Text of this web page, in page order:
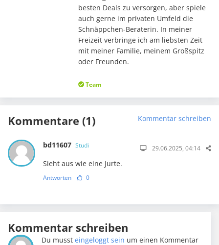
besten Deals zu versorgen, aber spiele
auch gerne im privaten Umfeld die
Schnäppchen-Beraterin. In meiner
Freizeit verbringe ich am liebsten Zeit
mit meiner Familie, meinem Großspitz
oder Freunden.
Team
Kommentare (1) Kommentar schreiben
bd11607 Studi 29.06.2025, 04:14
Sieht aus wie eine Jurte.
Antworten 0
Kommentar schreiben
Du mussteingeloggt sein um einen Kommentar